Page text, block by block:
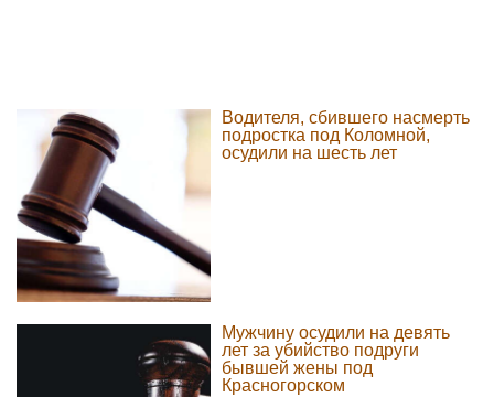
Водителя, сбившего насмерть
подростка под Коломной,
осудили на шесть лет
Мужчину осудили на девять
лет за убийство подруги
бывшей жены под
Красногорском